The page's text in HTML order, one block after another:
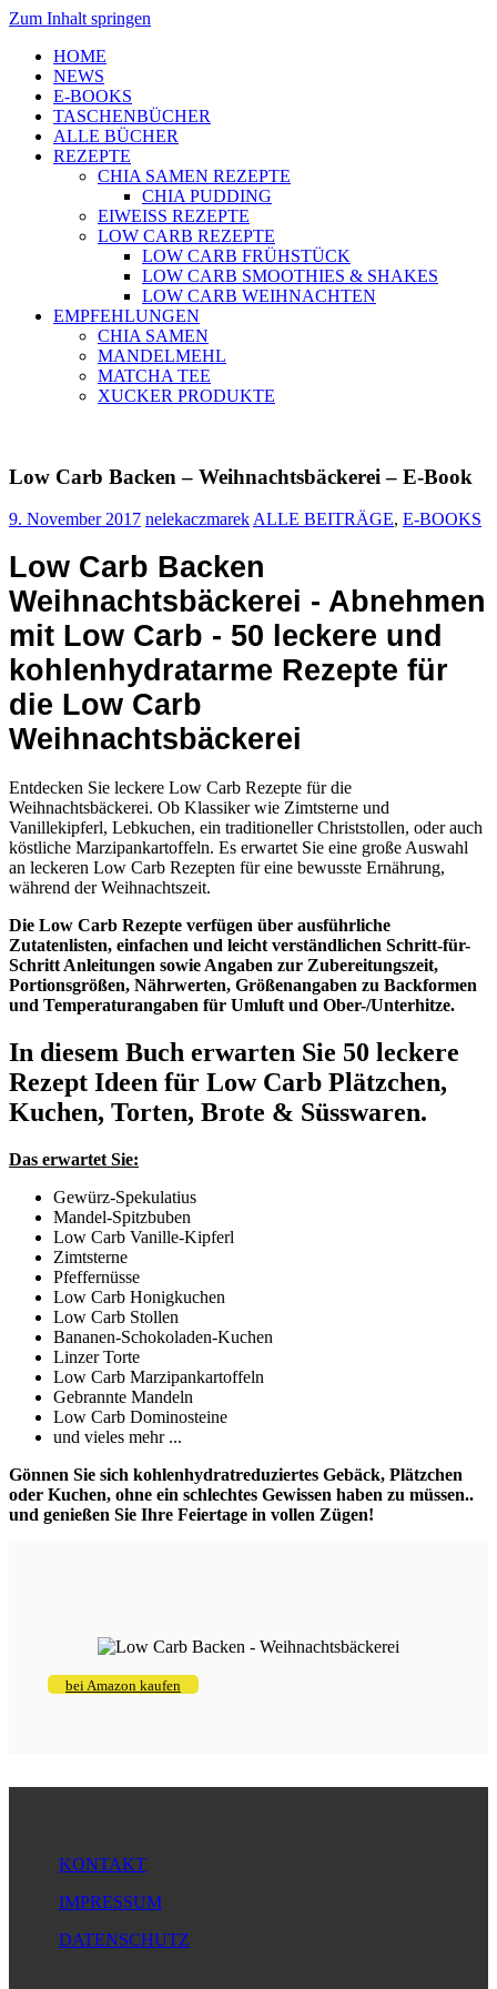
Zum Inhalt springen
HOME
NEWS
E-BOOKS
TASCHENBÜCHER
ALLE BÜCHER
REZEPTE
CHIA SAMEN REZEPTE
CHIA PUDDING
EIWEISS REZEPTE
LOW CARB REZEPTE
LOW CARB FRÜHSTÜCK
LOW CARB SMOOTHIES & SHAKES
LOW CARB WEIHNACHTEN
EMPFEHLUNGEN
CHIA SAMEN
MANDELMEHL
MATCHA TEE
XUCKER PRODUKTE
Low Carb Backen – Weihnachtsbäckerei – E-Book
9. November 2017 nelekaczmarekALLE BEITRÄGE, E-BOOKS
Low Carb Backen
Weihnachtsbäckerei - Abnehmen
mit Low Carb - 50 leckere und
kohlenhydratarme Rezepte für
die Low Carb
Weihnachtsbäckerei
Entdecken Sie leckere Low Carb Rezepte für die
Weihnachtsbäckerei. Ob Klassiker wie Zimtsterne und
Vanillekipferl, Lebkuchen, ein traditioneller Christstollen, oder auch
köstliche Marzipankartoffeln. Es erwartet Sie eine große Auswahl
an leckeren Low Carb Rezepten für eine bewusste Ernährung,
während der Weihnachtszeit.
Die Low Carb Rezepte verfügen über ausführliche
Zutatenlisten, einfachen und leicht verständlichen Schritt-für-
Schritt Anleitungen sowie Angaben zur Zubereitungszeit,
Portionsgrößen, Nährwerten, Größenangaben zu Backformen
und Temperaturangaben für Umluft und Ober-/Unterhitze.
In diesem Buch erwarten Sie 50 leckere
Rezept Ideen für Low Carb Plätzchen,
Kuchen, Torten, Brote & Süsswaren.
Das erwartet Sie:
Gewürz-Spekulatius
Mandel-Spitzbuben
Low Carb Vanille-Kipferl
Zimtsterne
Pfeffernüsse
Low Carb Honigkuchen
Low Carb Stollen
Bananen-Schokoladen-Kuchen
Linzer Torte
Low Carb Marzipankartoffeln
Gebrannte Mandeln
Low Carb Dominosteine
und vieles mehr ...
Gönnen Sie sich kohlenhydratreduziertes Gebäck, Plätzchen
oder Kuchen, ohne ein schlechtes Gewissen haben zu müssen..
und genießen Sie Ihre Feiertage in vollen Zügen!
bei Amazon kaufen
KONTAKT
IMPRESSUM
DATENSCHUTZ